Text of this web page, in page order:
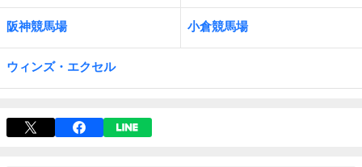
阪神競馬場 小倉競馬場
ウィンズ・エクセル